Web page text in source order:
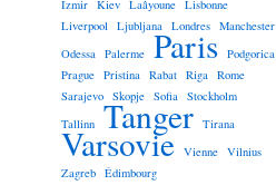
Izmir Kiev Laâyoune Lisbonne
Liverpool
Ljubljana Londres Manchester
Odessa
Palerme Paris Podgorica
Prague Pristina Rabat Riga
Rome
Sarajevo Skopje Sofia
Stockholm
Tallinn Tanger Tirana
Varsovie Vienne Vilnius
Zagreb Édimbourg